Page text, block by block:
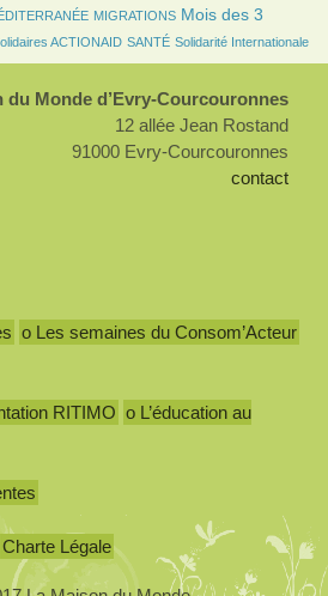
MIGRATIONS Mois des 3
ACTIONAID SANTÉ Solidarité Internationale
du Monde d’Evry-Courcouronnes
12 allée Jean Rostand
91000 Evry-Courcouronnes
contact
o Les semaines du Consom’Acteur
RITIMO o L’éducation au
Charte Légale